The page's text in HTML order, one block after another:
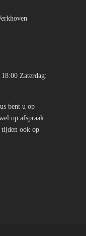
Zaterdag:
bent u op
op afspraak.
tijden ook op